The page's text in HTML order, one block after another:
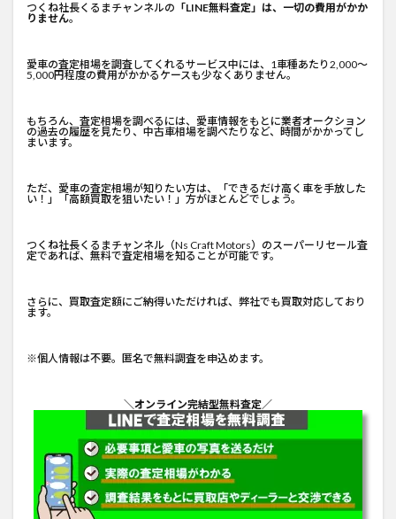
つくね社長くるまチャンネルの 「LINE無料査定」は、一切の費用がかか
りません。
愛車の査定相場を調査してくれるサービス中には、1車種あたり2,000～
5,000円程度の費用がかかるケースも少なくありません。
もちろん、査定相場を調べるには、愛車情報をもとに業者オークション
の過去の履歴を見たり、中古車相場を調べたりなど、時間がかかってし
まいます。
ただ、愛車の査定相場が知りたい方は、「できるだけ高く車を手放した
い！」「高額買取を狙いたい！」方がほとんどでしょう。
つくね社長くるまチャンネル （Ns Craft Motors）のスーパーリセール査
定であれば、無料で査定相場を知ることが可能です。
さらに、買取査定額にご納得いただければ、弊社でも買取対応しており
ます。
※個人情報は不要。匿名で無料調査を申込めます。
＼オンライン完結型無料査定／